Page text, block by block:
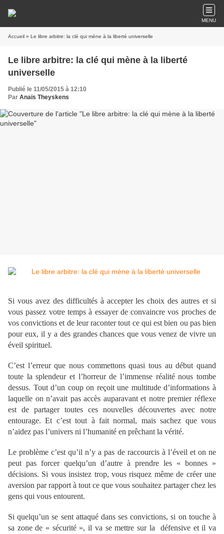
MENU
Accueil » Le libre arbitre: la clé qui mène à la liberté universelle
Le libre arbitre: la clé qui mène à la liberté
universelle
Publié le 11/05/2015 à 12:10
Par Anaïs Theyskens
Si vous avez des difficultés à accepter les choix des autres et si
vous passez votre temps à essayer de convaincre vos proches de
vos convictions et de leur raconter tout ce qui est bien ou pas bien
pour eux, il y a des grandes chances que vous venez de vivre un
éveil spirituel.
C’est l’erreur que nous commettons quasi tous au début quand
toute la splendeur et l’horreur de l’immense réalité nous tombe
dessus. Tout d’un coup on reçoit une multitude d’informations à
laquelle on n’avait pas accès auparavant et notre premier réflexe
est de partager toutes ces nouvelles découvertes avec notre
entourage. Et c’est tout à fait normal, mais sachez que vous
n’aidez pas l’univers ni l’humanité en prêchant la vérité.
Le problème c’est qu’il n’y a pas de raccourcis à l’éveil et on ne
peut pas forcer quelqu’un d’autre à prendre les « bonnes »
décisions. Si vous insistez trop, vous risquez même de créer une
aversion par rapport à tout ce que vous souhaitez partager chez les
gens qui vous entourent.
Si quelqu’un se sent attaqué dans ses convictions, si on touche à
sa zone de « sécurité », il va se mettre sur la défensive et il va